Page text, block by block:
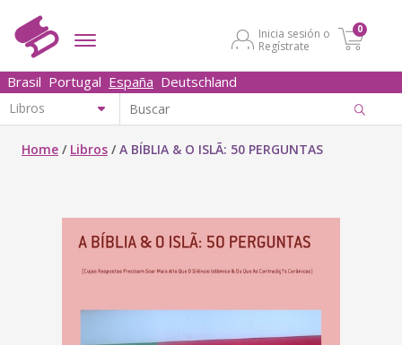
Inicia sesión o
Regístrate
0
Brasil Portugal España Deutschland
Home / Libros /A BÍBLIA & O ISLÃ: 50 PERGUNTAS